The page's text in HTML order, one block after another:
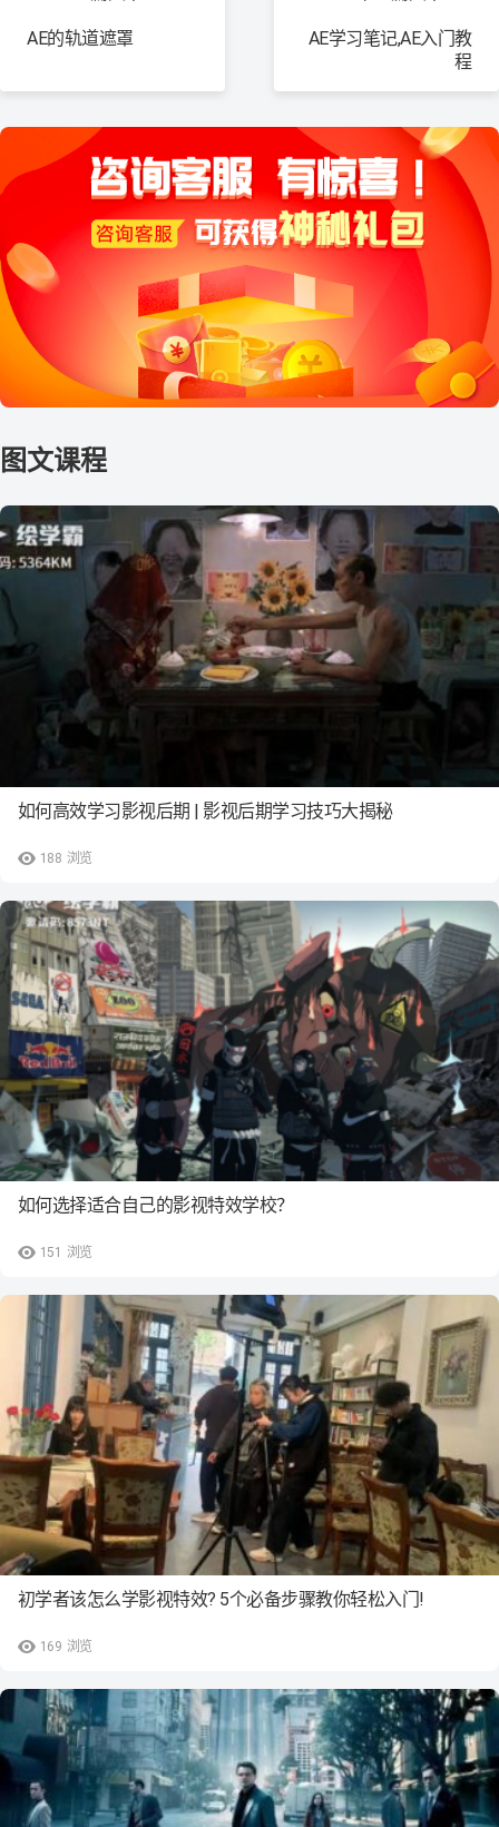
AE的轨道遮罩
AE学习笔记,AE入门教
程
188 浏览
如何高效学习影视后期 | 影视后期学习技巧大揭秘
151 浏览
如何选择适合自己的影视特效学校？
169 浏览
初学者该怎么学影视特效? 5个必备步骤教你轻松入门!